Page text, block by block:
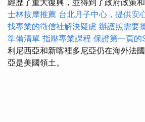
經歷了重大復興，並得到了政府政策和
士林按摩推薦 台北月子中心，提供安
找專業的徵信社解決疑慮 辦護照需要
準備清單 指壓專業課程 保證第一頁的
利尼西亞和新喀裡多尼亞仍在海外法
亞是美國領土。